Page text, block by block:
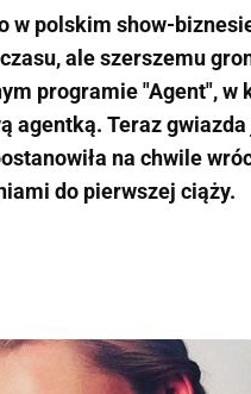
w polskim show-
ale szerszemu
programie "Agent", w
agentką. Teraz
na chwile
do pierwszej ciąży.